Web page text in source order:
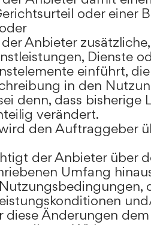
oder einer
Anbieter
Dienste
einführt,
in den
denn, dass bisherige
verändert.
den Auftraggeber
der Anbieter über
Umfang
diese Änderungen